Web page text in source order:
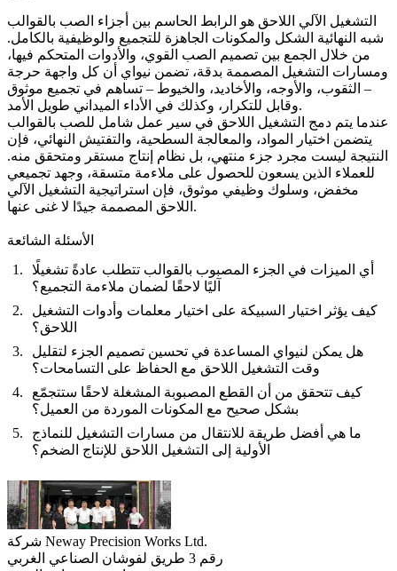
التشغيل الآلي اللاحق هو الرابط الحاسم بين أجزاء الصب بالقوالب
شبه النهائية الشكل والمكونات الجاهزة للتجميع والوظيفية بالكامل.
من خلال الجمع بين تصميم الصب القوي، والأدوات المتحكم فيها،
ومسارات التشغيل المصممة بدقة، تضمن نيواي أن كل واجهة حرجة
– الثقوب، والأوجه، والأخاديد، والخيوط – تساهم في تجميع موثوق
وقابل للتكرار، وكذلك في الأداء الميداني طويل الأمد.
عندما يتم دمج التشغيل اللاحق في سير عمل شامل للصب بالقوالب
يتضمن اختيار المواد، والمعالجة السطحية، والتفتيش النهائي، فإن
النتيجة ليست مجرد جزء منتهي، بل نظام إنتاج مستقر ومتحقق منه.
للعملاء الذين يسعون للحصول على ملاءمة متسقة، وجهد تجميعي
مخفض، وسلوك وظيفي موثوق، فإن استراتيجية التشغيل الآلي
اللاحق المصممة جيدًا لا غنى عنها.
الأسئلة الشائعة
أي الميزات في الجزء المصبوب بالقوالب تتطلب عادةً تشغيلًا
آليًا لاحقًا لضمان ملاءمة التجميع؟
كيف يؤثر اختيار السبيكة على اختيار معلمات وأدوات التشغيل
اللاحق؟
هل يمكن لنيواي المساعدة في تحسين تصميم الجزء لتقليل
وقت التشغيل اللاحق مع الحفاظ على التسامحات؟
كيف تتحقق من أن القطع المصبوبة المشغلة لاحقًا ستتجمّع
بشكل صحيح مع المكونات الموردة من العميل؟
ما هي أفضل طريقة للانتقال من مسارات التشغيل للنماذج
الأولية إلى التشغيل اللاحق للإنتاج الضخم؟
شركة Neway Precision Works Ltd.
رقم 3 طريق لفوشان الصناعي الغربي